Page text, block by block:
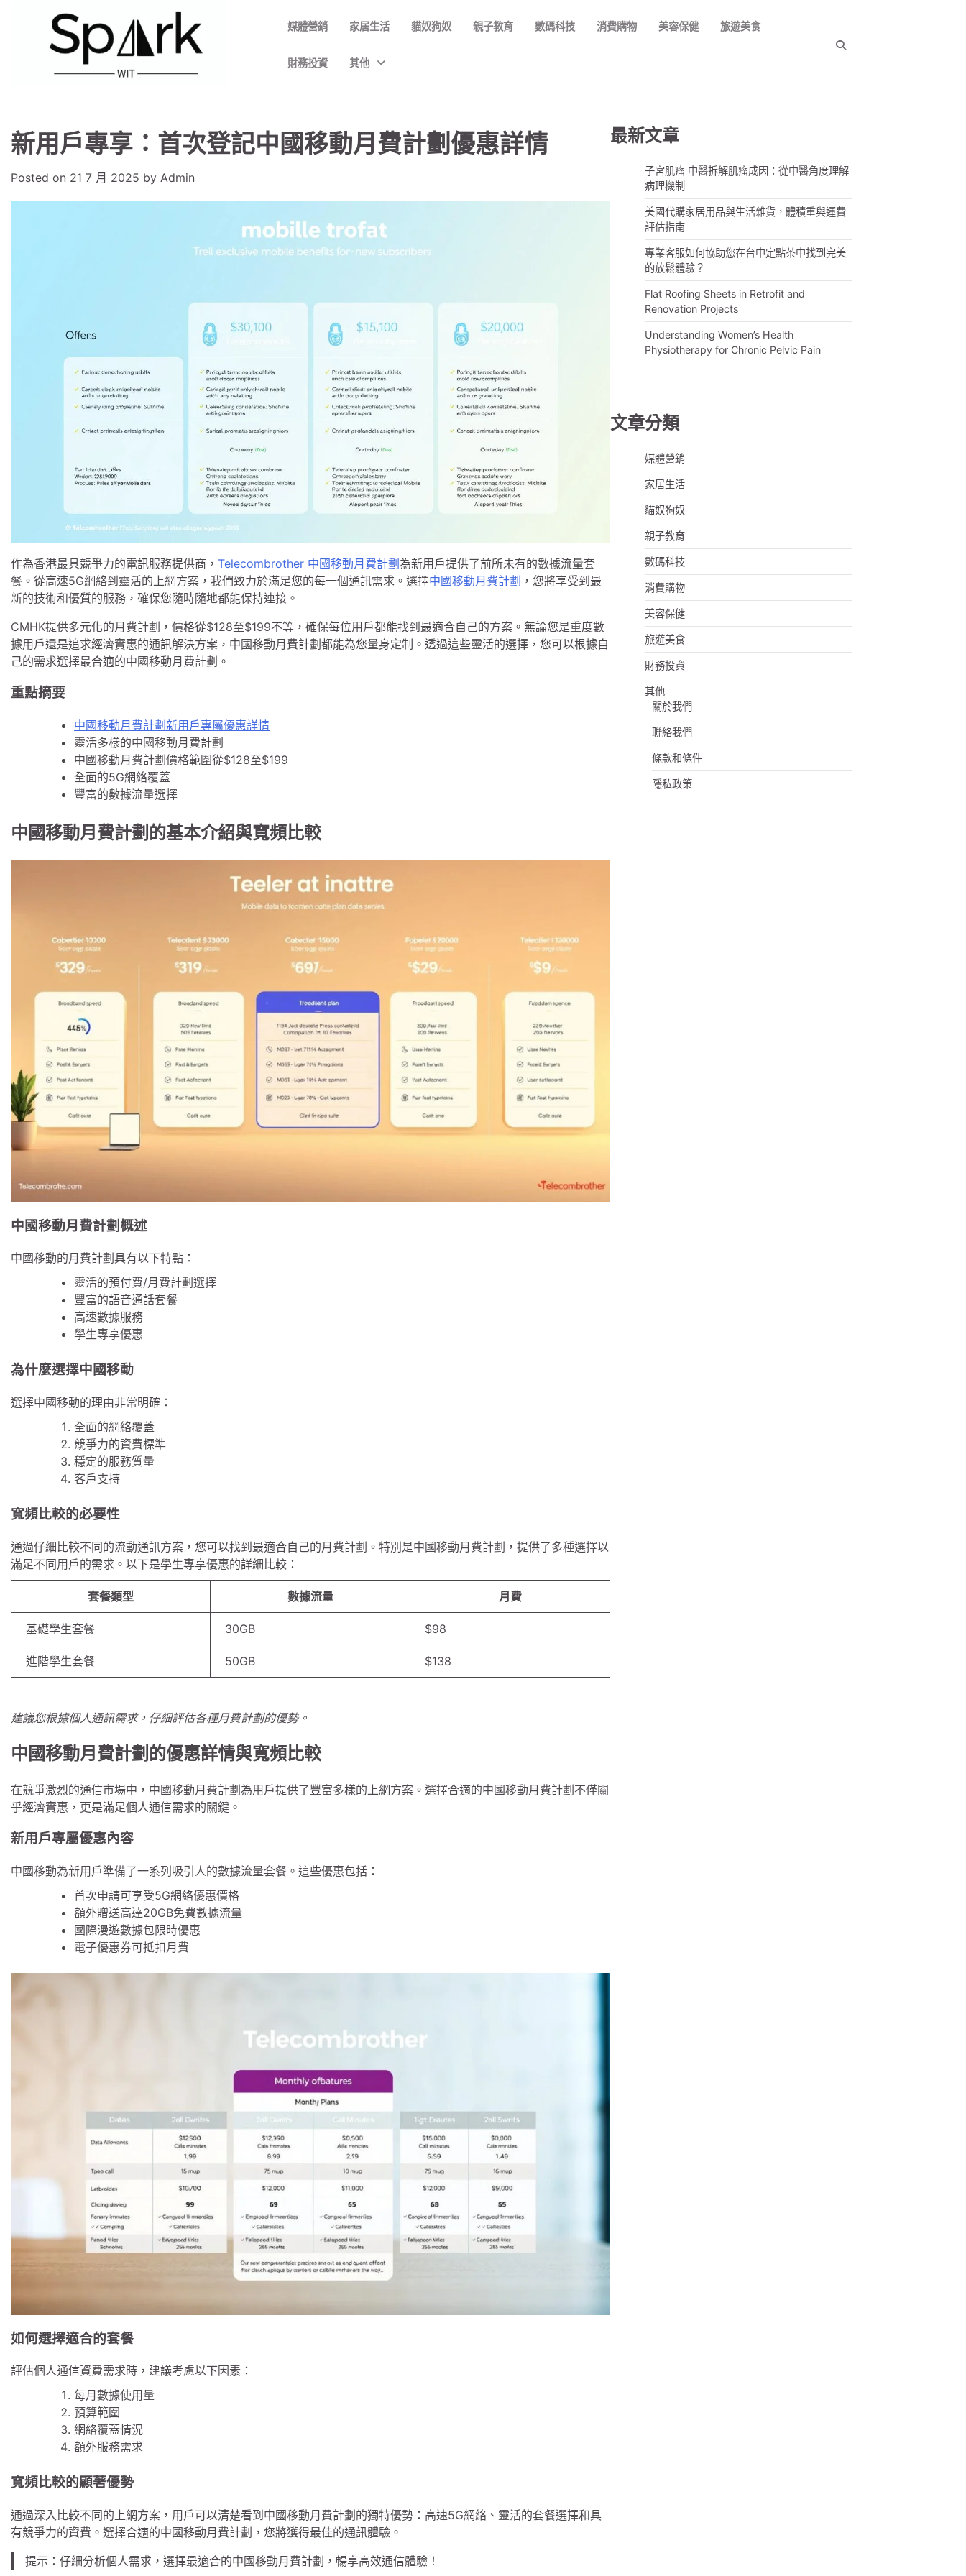
媒體營銷 家居生活 貓奴狗奴 親子教育 數碼科技 消費購物 美容保健 旅遊美食
財務投資 其他
新用戶專享：首次登記中國移動月費計劃優惠詳情
Posted on 21 7 月 2025 by Admin
作為香港最具競爭力的電訊服務提供商， Telecombrother 中國移動月費計劃為新用戶提供了前所未有的數據流量套
餐。從高速5G網絡到靈活的上網方案，我們致力於滿足您的每一個通訊需求。選擇中國移動月費計劃 ，您將享受到最
新的技術和優質的服務，確保您隨時隨地都能保持連接。
CMHK提供多元化的月費計劃，價格從$128至$199不等，確保每位用戶都能找到最適合自己的方案。無論您是重度數
據用戶還是追求經濟實惠的通訊解決方案，中國移動月費計劃都能為您量身定制。透過這些靈活的選擇，您可以根據自
己的需求選擇最合適的中國移動月費計劃。
重點摘要
中國移動月費計劃新用戶專屬優惠詳情
靈活多樣的中國移動月費計劃
中國移動月費計劃價格範圍從$128至$199
全面的5G網絡覆蓋
豐富的數據流量選擇
中國移動月費計劃的基本介紹與寬頻比較
中國移動月費計劃概述
中國移動的月費計劃具有以下特點：
靈活的預付費/月費計劃選擇
豐富的語音通話套餐
高速數據服務
學生專享優惠
為什麼選擇中國移動
選擇中國移動的理由非常明確：
全面的網絡覆蓋
競爭力的資費標準
穩定的服務質量
客戶支持
寬頻比較的必要性
通過仔細比較不同的流動通訊方案，您可以找到最適合自己的月費計劃。特別是中國移動月費計劃，提供了多種選擇以
滿足不同用戶的需求。以下是學生專享優惠的詳細比較：
套餐類型 數據流量 月費
基礎學生套餐 30GB $98
進階學生套餐 50GB $138
建議您根據個人通訊需求，仔細評估各種月費計劃的優勢。
中國移動月費計劃的優惠詳情與寬頻比較
在競爭激烈的通信市場中，中國移動月費計劃為用戶提供了豐富多樣的上網方案。選擇合適的中國移動月費計劃不僅關
乎經濟實惠，更是滿足個人通信需求的關鍵。
新用戶專屬優惠內容
中國移動為新用戶準備了一系列吸引人的數據流量套餐。這些優惠包括：
首次申請可享受5G網絡優惠價格
額外贈送高達20GB免費數據流量
國際漫遊數據包限時優惠
電子優惠券可抵扣月費
如何選擇適合的套餐
評估個人通信資費需求時，建議考慮以下因素：
每月數據使用量
預算範圍
網絡覆蓋情況
額外服務需求
寬頻比較的顯著優勢
通過深入比較不同的上網方案，用戶可以清楚看到中國移動月費計劃的獨特優勢：高速5G網絡、靈活的套餐選擇和具
有競爭力的資費。選擇合適的中國移動月費計劃，您將獲得最佳的通訊體驗。
提示：仔細分析個人需求，選擇最適合的中國移動月費計劃，暢享高效通信體驗！
最新文章
子宮肌瘤 中醫拆解肌瘤成因：從中醫角度理解
病理機制
美國代購家居用品與生活雜貨，體積重與運費
評估指南
專業客服如何協助您在台中定點茶中找到完美
的放鬆體驗？
Flat Roofing Sheets in Retrofit and
Renovation Projects
Understanding Women’s Health
Physiotherapy for Chronic Pelvic Pain
文章分類
媒體營銷
家居生活
貓奴狗奴
親子教育
數碼科技
消費購物
美容保健
旅遊美食
財務投資
其他
關於我們
聯絡我們
條款和條件
隱私政策